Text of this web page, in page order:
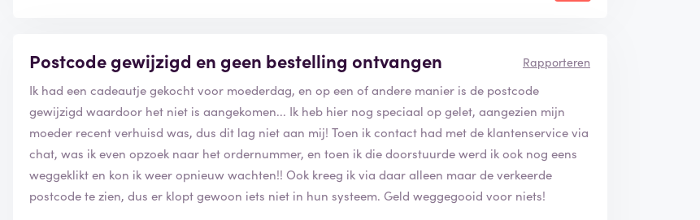
Postcode gewijzigd en geen bestelling ontvangen Rapporteren
Ik had een cadeautje gekocht voor moederdag, en op een of andere manier is de postcode
gewijzigd waardoor het niet is aangekomen... Ik heb hier nog speciaal op gelet, aangezien mijn
moeder recent verhuisd was, dus dit lag niet aan mij! Toen ik contact had met de klantenservice via
chat, was ik even opzoek naar het ordernummer, en toen ik die doorstuurde werd ik ook nog eens
weggeklikt en kon ik weer opnieuw wachten!! Ook kreeg ik via daar alleen maar de verkeerde
postcode te zien, dus er klopt gewoon iets niet in hun systeem. Geld weggegooid voor niets!